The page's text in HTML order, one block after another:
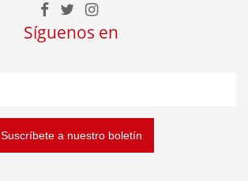
Síguenos en
Suscríbete a nuestro boletín